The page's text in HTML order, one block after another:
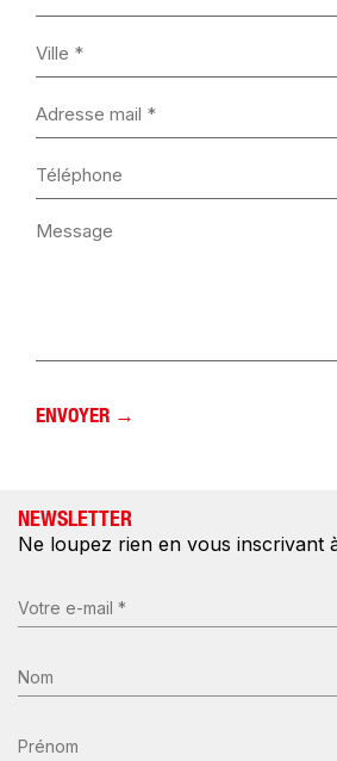
NEWSLETTER
Ne loupez rien en vous inscrivant
E-
mail
Nom
*
Prénom